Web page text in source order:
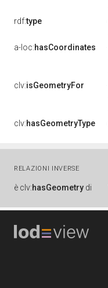
rdf:type
a-loc:hasCoordinates
clv:isGeometryFor
clv:hasGeometryType
RELAZIONI INVERSE
è clv:hasGeometry di